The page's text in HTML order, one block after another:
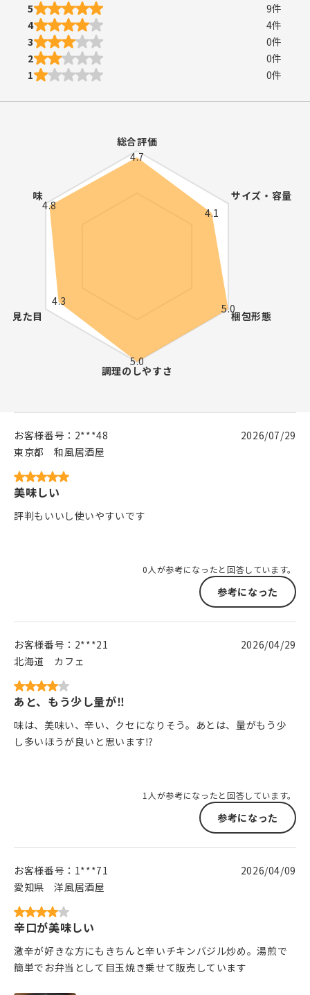
5
9件
4
4件
3
0件
2
0件
1
0件
お客様番号： 2***48
東京都
和風居酒屋
2026/07/29
美味しい
評判もいいし使いやすいです
0人が参考になったと回答しています。
参考になった
お客様番号： 2***21
北海道
カフェ
2026/04/29
あと、もう少し量が‼️
味は、美味い、辛い、クセになりそう。あとは、量がもう少
し多いほうが良いと思います⁉️
1人が参考になったと回答しています。
参考になった
お客様番号： 1***71
愛知県
洋風居酒屋
2026/04/09
辛口が美味しい
激辛が好きな方にもきちんと辛いチキンバジル炒め。湯煎で
簡単でお弁当として目玉焼き乗せて販売しています